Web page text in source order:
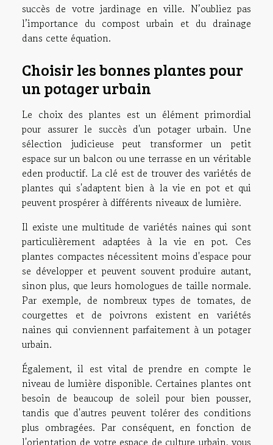
succès de votre jardinage en ville. N’oubliez pas
l’importance du compost urbain et du drainage
dans cette équation.
Choisir les bonnes plantes pour
un potager urbain
Le choix des plantes est un élément primordial
pour assurer le succès d'un potager urbain. Une
sélection judicieuse peut transformer un petit
espace sur un balcon ou une terrasse en un véritable
eden productif. La clé est de trouver des variétés de
plantes qui s'adaptent bien à la vie en pot et qui
peuvent prospérer à différents niveaux de lumière.
Il existe une multitude de variétés naines qui sont
particulièrement adaptées à la vie en pot. Ces
plantes compactes nécessitent moins d'espace pour
se développer et peuvent souvent produire autant,
sinon plus, que leurs homologues de taille normale.
Par exemple, de nombreux types de tomates, de
courgettes et de poivrons existent en variétés
naines qui conviennent parfaitement à un potager
urbain.
Également, il est vital de prendre en compte le
niveau de lumière disponible. Certaines plantes ont
besoin de beaucoup de soleil pour bien pousser,
tandis que d'autres peuvent tolérer des conditions
plus ombragées. Par conséquent, en fonction de